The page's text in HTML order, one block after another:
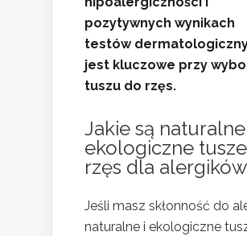
pozytywnych wynikach
testów
jest kluczowe przy
tuszu do rzęs.
Jakie są
ekologiczne
rzęs dla
Jeśli masz skłonność do
naturalne i ekologiczne